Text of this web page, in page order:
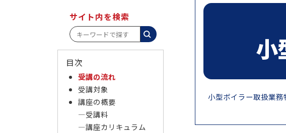
サイト内を検索
目次
受講の流れ
受講対象
講座の概要
受講料
講座カリキュラム
小
小型ボイラー取扱業